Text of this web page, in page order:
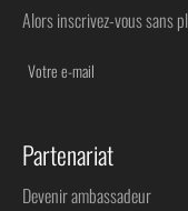
Alors inscrivez-vous sans
Partenariat
Devenir ambassadeur